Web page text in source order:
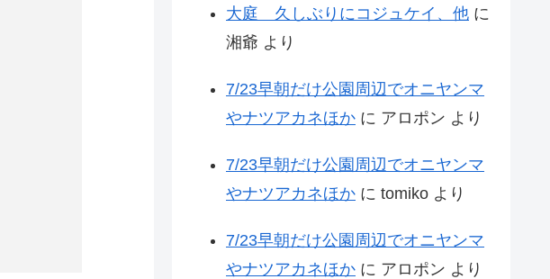
大庭 久しぶりにコジュケイ、他 に
湘爺 より
7/23早朝だけ公園周辺でオニヤンマ
やナツアカネほか に アロポン より
7/23早朝だけ公園周辺でオニヤンマ
やナツアカネほか に tomiko より
7/23早朝だけ公園周辺でオニヤンマ
やナツアカネほか に アロポン より